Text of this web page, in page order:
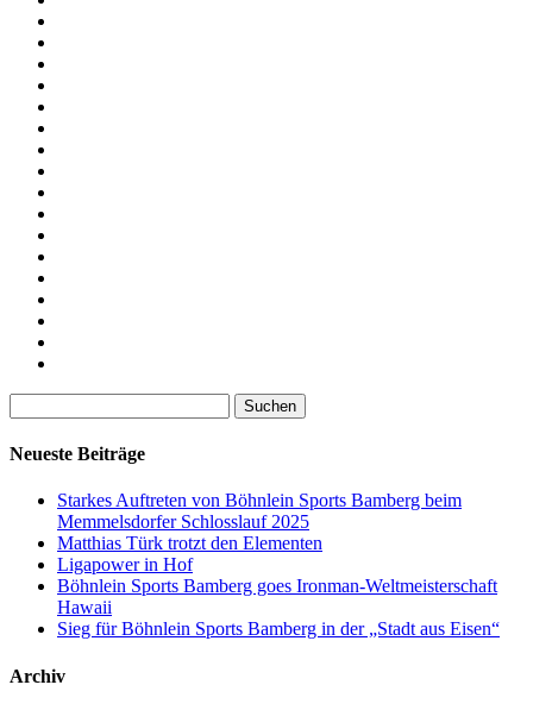
nach:
Neueste Beiträge
Starkes Auftreten von Böhnlein Sports Bamberg beim
Memmelsdorfer Schlosslauf 2025
Matthias Türk trotzt den Elementen
Ligapower in Hof
Böhnlein Sports Bamberg goes Ironman-Weltmeisterschaft
Hawaii
Sieg für Böhnlein Sports Bamberg in der „Stadt aus Eisen“
Archiv